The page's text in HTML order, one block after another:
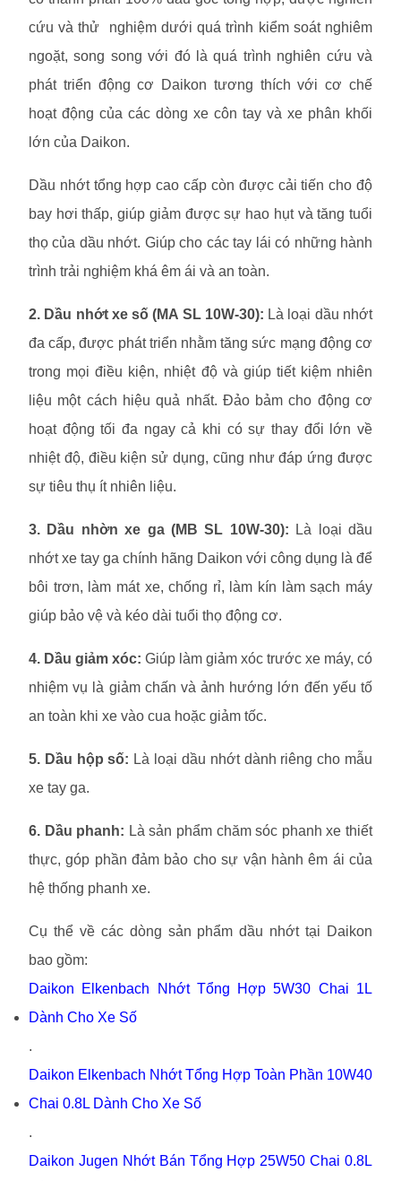
cứu và thử nghiệm dưới quá trình kiểm soát nghiêm
ngoặt, song song với đó là quá trình nghiên cứu và
phát triển động cơ Daikon tương thích với cơ chế
hoạt động của các dòng xe côn tay và xe phân khối
lớn của Daikon.
Dầu nhớt tổng hợp cao cấp còn được cải tiến cho độ
bay hơi thấp, giúp giảm được sự hao hụt và tăng tuổi
thọ của dầu nhớt. Giúp cho các tay lái có những hành
trình trải nghiệm khá êm ái và an toàn.
2. Dầu nhớt xe số (MA SL 10W-30): Là loại dầu nhớt
đa cấp, được phát triển nhằm tăng sức mạng động cơ
trong mọi điều kiện, nhiệt độ và giúp tiết kiệm nhiên
liệu một cách hiệu quả nhất. Đảo bảm cho động cơ
hoạt động tối đa ngay cả khi có sự thay đổi lớn về
nhiệt độ, điều kiện sử dụng, cũng như đáp ứng được
sự tiêu thụ ít nhiên liệu.
3. Dầu nhờn xe ga (MB SL 10W-30): Là loại dầu
nhớt xe tay ga chính hãng Daikon với công dụng là để
bôi trơn, làm mát xe, chống rỉ, làm kín làm sạch máy
giúp bảo vệ và kéo dài tuổi thọ động cơ.
4. Dầu giảm xóc: Giúp làm giảm xóc trước xe máy, có
nhiệm vụ là giảm chấn và ảnh hướng lớn đến yếu tố
an toàn khi xe vào cua hoặc giảm tốc.
5. Dầu hộp số: Là loại dầu nhớt dành riêng cho mẫu
xe tay ga.
6. Dầu phanh: Là sản phẩm chăm sóc phanh xe thiết
thực, góp phần đảm bảo cho sự vận hành êm ái của
hệ thống phanh xe.
Cụ thể về các dòng sản phẩm dầu nhớt tại Daikon
bao gồm:
Daikon Elkenbach Nhớt Tổng Hợp 5W30 Chai 1L
Dành Cho Xe Số
.
Daikon Elkenbach Nhớt Tổng Hợp Toàn Phần 10W40
Chai 0.8L Dành Cho Xe Số
.
Daikon Jugen Nhớt Bán Tổng Hợp 25W50 Chai 0.8L